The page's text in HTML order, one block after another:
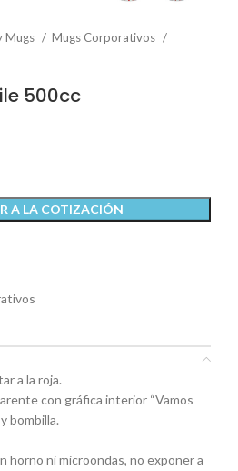
Mugs
Mugs Corporativos
500cc
A LA COTIZACIÓN
a la roja.
con gráfica interior “Vamos
bombilla.
horno ni microondas, no exponer a